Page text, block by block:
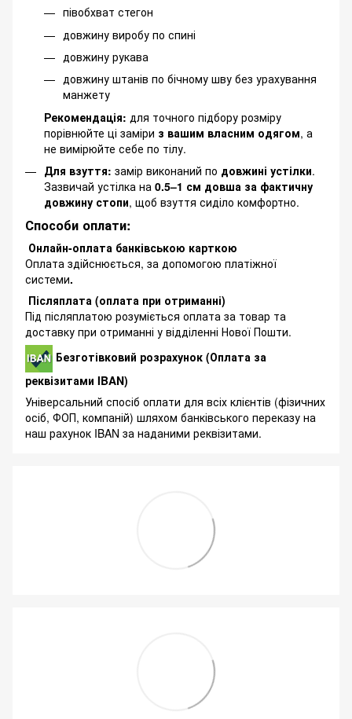
півобхват стегон
довжину виробу по спині
довжину рукава
довжину штанів по бічному шву без урахування
манжету
Рекомендація: для точного підбору розміру
порівнюйте ці заміри з вашим власним одягом, а
не вимірюйте себе по тілу.
Для взуття: замір виконаний по довжині устілки.
Зазвичай устілка на 0.5–1 см довша за фактичну
довжину стопи, щоб взуття сиділо комфортно.
Способи оплати:
Онлайн-оплата банківською карткою
Оплата здійснюється, за допомогою платіжної
системи.
Післяплата (оплата при отриманні)
Під післяплатою розуміється оплата за товар та
доставку при отриманні у відділенні Нової Пошти.
Безготівковий розрахунок (Оплата за
реквізитами IBAN)
Універсальний спосіб оплати для всіх клієнтів (фізичних
осіб, ФОП, компаній) шляхом банківського переказу на
наш рахунок IBAN за наданими реквізитами.